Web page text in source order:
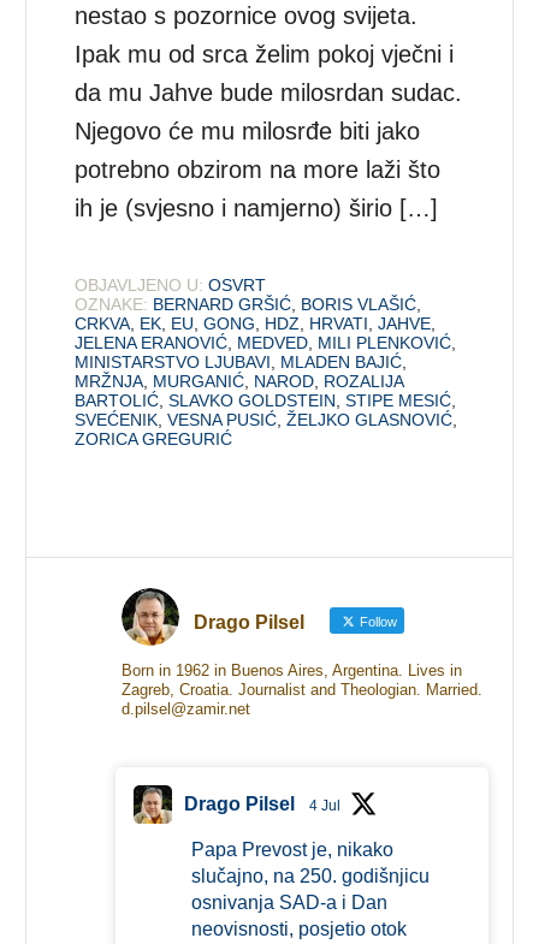
nestao s pozornice ovog svijeta.
Ipak mu od srca želim pokoj vječni i
da mu Jahve bude milosrdan sudac.
Njegovo će mu milosrđe biti jako
potrebno obzirom na more laži što
ih je (svjesno i namjerno) širio […]
OBJAVLJENO U: OSVRT
OZNAKE: BERNARD GRŠIĆ BORIS VLAŠIĆ
CRKVA EK EU ,GONG HDZ HRVATI ,JAHVE
JELENA ERANOVIĆ MEDVED MILI PLENKOVIĆ
MINISTARSTVO LJUBAVI
MLADEN BAJIĆ
MRŽNJA MURGANIĆ NAROD ROZALIJA
BARTOLIĆ ,SLAVKO GOLDSTEIN ,STIPE MESIĆ
SVEĆENIK ,VESNA PUSIĆ ,ŽELJKO GLASNOVIĆ
ZORICA GREGURIĆ
Drago Pilsel Follow
Born in 1962 in Buenos Aires, Argentina. Lives in
Zagreb, Croatia. Journalist and Theologian. Married.
d.pilsel@zamir.net
Drago Pilsel 4 Jul
Papa Prevost je, nikako
slučajno, na 250. godišnjicu
osnivanja SAD-a i Dan
neovisnosti, posjetio otok